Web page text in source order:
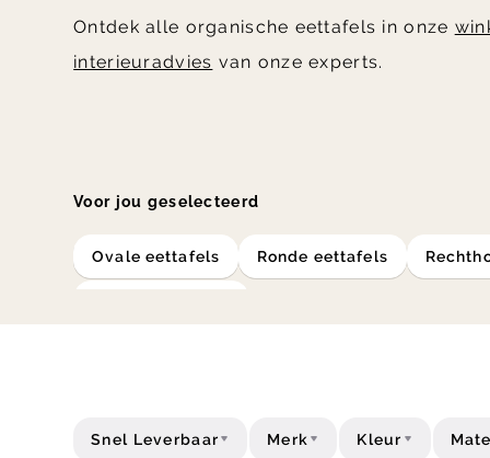
Ontdek alle organische eettafels in onze
interieuradvies van onze experts.
Voor jou geselecteerd
ovale eettafels ronde eettafels
Snel Leverbaar Merk Kleur